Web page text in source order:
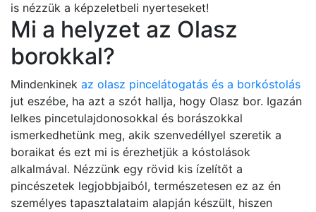
is nézzük a képzeletbeli nyerteseket!
Mi a helyzet az Olasz
borokkal?
Mindenkinek az olasz pincelátogatás és a borkóstolás
jut eszébe, ha azt a szót hallja, hogy Olasz bor. Igazán
lelkes pincetulajdonosokkal és borászokkal
ismerkedhetünk meg, akik szenvedéllyel szeretik a
boraikat és ezt mi is érezhetjük a kóstolások
alkalmával. Nézzünk egy rövid kis ízelítőt a
pincészetek legjobbjaiból, természetesen ez az én
személyes tapasztalataim alapján készült, hiszen